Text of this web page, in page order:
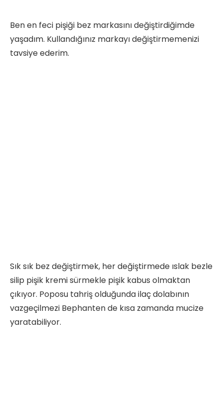
Ben en feci pişiği bez markasını değiştirdiğimde
yaşadım. Kullandığınız markayı değiştirmemenizi
tavsiye ederim.
Sık sık bez değiştirmek, her değiştirmede ıslak bezle
silip pişik kremi sürmekle pişik kabus olmaktan
çıkıyor. Poposu tahriş olduğunda ilaç dolabının
vazgeçilmezi Bephanten de kısa zamanda mucize
yaratabiliyor.